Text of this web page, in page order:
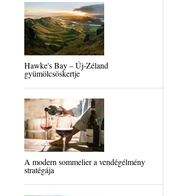
Hawke's Bay – Új-Zéland
gyümölcsöskertje
A modern sommelier a vendégélmény
stratégája